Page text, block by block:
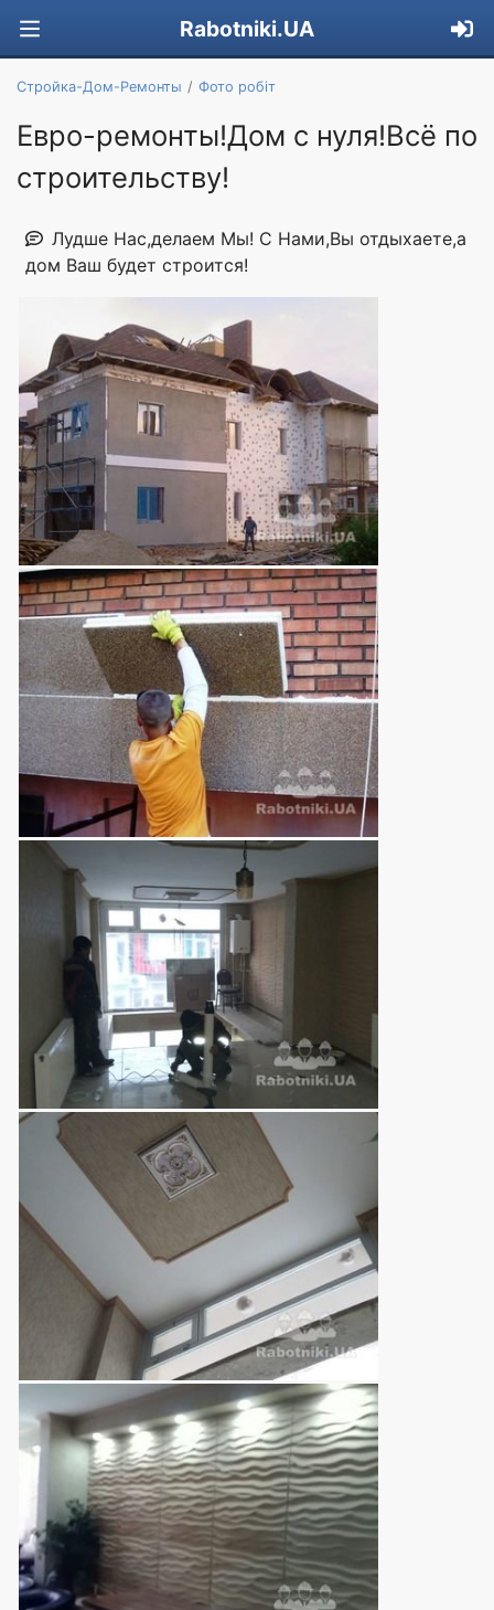
Rabotniki.UA
Стройка-Дом-Ремонты Фото робіт
Евро-ремонты!Дом с нуля!Всё по
строительству!
Лудше Нас,делаем Мы! С Нами,Вы отдыхаете,а
дом Ваш будет строится!